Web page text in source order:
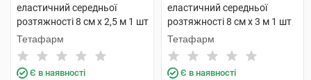
еластичний середньої
розтяжності 8 см х 2,5 м 1 шт
Тетафарм
Є в наявності
еластичний середньої
розтяжності 8 см х 3 м 1 шт
Тетафарм
Є в наявності